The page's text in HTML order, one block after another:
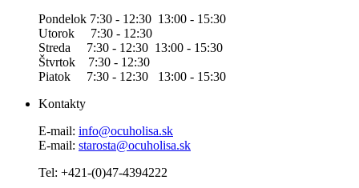
Pondelok 7:30 - 12:30 13:00 - 15:30
Utorok 7:30 - 12:30
Streda 7:30 - 12:30 13:00 - 15:30
Štvrtok 7:30 - 12:30
Piatok 7:30 - 12:30 13:00 - 15:30
Kontakty
E-mail: info@ocuholisa.sk
E-mail: starosta@ocuholisa.sk
Tel: +421-(0)47-4394222